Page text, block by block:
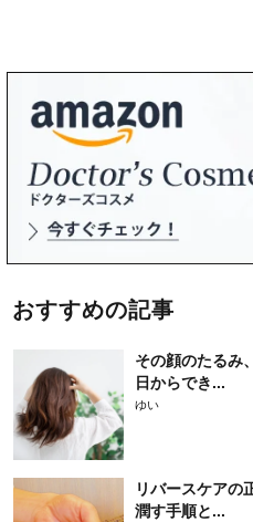
おすすめの記事
その顔のたるみ
日からでき...
ゆい
リバースケアの
潤す手順と...